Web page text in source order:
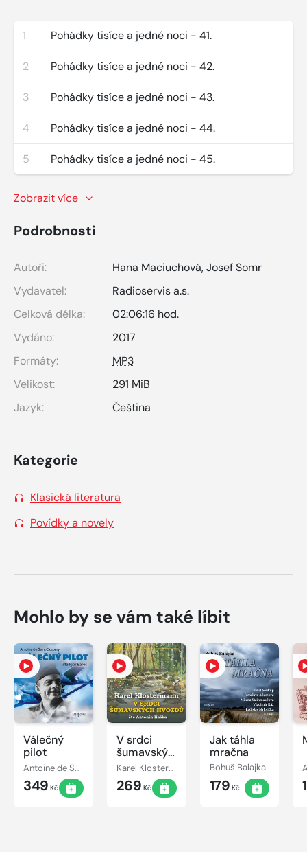
1 Pohádky tisíce a jedné noci - 41.
2 Pohádky tisíce a jedné noci - 42.
3 Pohádky tisíce a jedné noci - 43.
4 Pohádky tisíce a jedné noci - 44.
5 Pohádky tisíce a jedné noci - 45.
Zobrazit více
Podrobnosti
Autoři: Hana Maciuchová,Josef Somr
Vydavatel:
Radioservis a.s.
Celková délka:
02:06:16 hod.
Vydáno:
2017
Formáty:
MP3
Velikost:
291 MiB
Jazyk:
Čeština
Kategorie
Klasická literatura
Povídky a novely
Mohlo by se vám také líbit
Válečný
pilot
Antoine de Saint-Exupéry
349 Kč
V srdci
šumavských
hvozdů
Karel Klostermann
269 Kč
Jak táhla
mračna
Bohuš Balajka
179 Kč